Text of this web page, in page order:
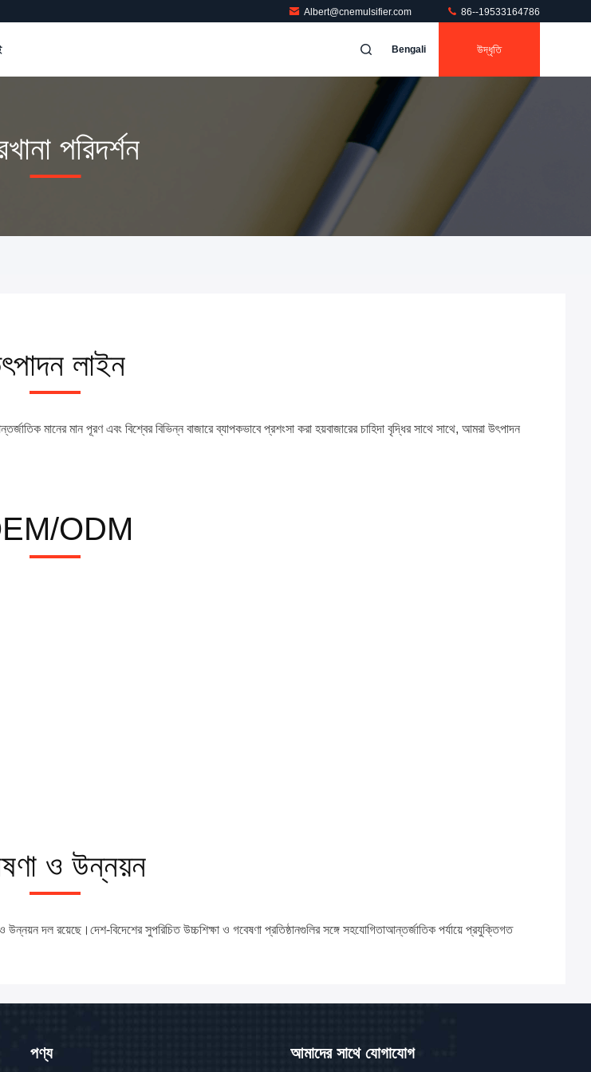
Albert@cnemulsifier.com 86--19533164786
Bengali উদ্ধৃতি
পরিদর্শন
লাইন
মানের মান পূরণ এবং বিশ্বের বিভিন্ন বাজারে ব্যাপকভাবে প্রশংসা করা হয়বাজারের চাহিদা বৃদ্ধির সাথে সাথে, আমরা উৎপাদন
ODM
ও উন্নয়ন
দল রয়েছে।দেশ-বিদেশের সুপরিচিত উচ্চশিক্ষা ও গবেষণা প্রতিষ্ঠানগুলির সঙ্গে সহযোগিতাআন্তর্জাতিক পর্যায়ে প্রযুক্তিগত
পণ্য আমাদের সাথে যোগাযোগ